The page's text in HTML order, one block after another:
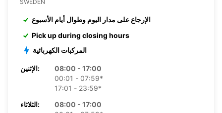
SWEDEN
الإرجاع على مدار اليوم وطوال أيام الأسبوع
Pick up during closing hours
المركبات الكهربائية
الإثنين:
08:00 - 17:00
00:01 - 07:59*
17:01 - 23:59*
الثلاثاء:
08:00 - 17:00